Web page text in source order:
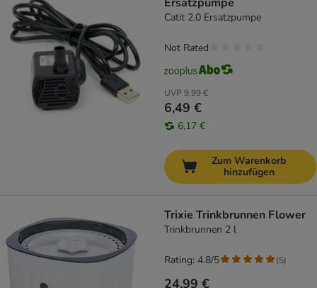
Catit 2.0 Ersatzpumpe
UVP 9,99 €
6,49 €
6,17 €
Not Rated
Zum Warenkorb
hinzufügen
Trixie Trinkbrunnen Flower
Trinkbrunnen 2 l
24,99 €
Rating: 4.8/5 (5)